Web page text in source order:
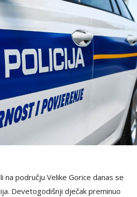
na području Velike Gorice danas se
Devetogodišnji dječak preminuo